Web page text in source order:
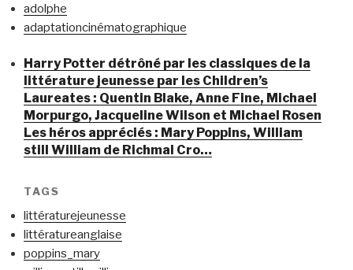
adolphe
adaptationcinématographique
Harry Potter détrôné par les classiques de la
littérature jeunesse par les Children’s
Laureates : Quentin Blake, Anne Fine, Michael
Morpurgo, Jacqueline Wilson et Michael Rosen
Les héros appréciés : Mary Poppins, William
still William de Richmal Cro…
TAGS
littératurejeunesse
littératureanglaise
poppins_mary